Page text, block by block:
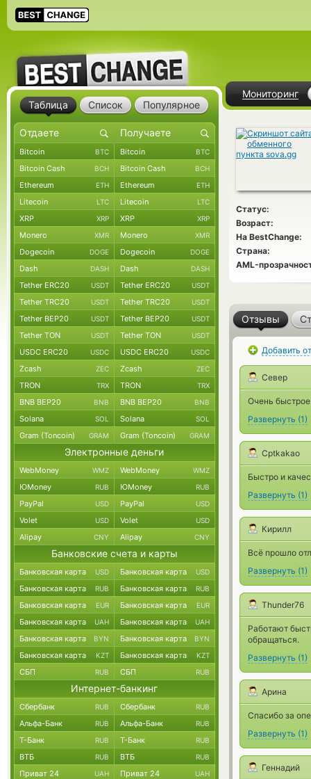
Мониторинг
Статус:
Возраст:
На BestChange:
Страна:
AML-
Отзывы
Добавить
Север
Очень
Развернуть (1)
Cptkakao
Быстро и
Развернуть (1)
Кирилл
Всё прошло
Развернуть (1)
Тhunder76
Работают
обращаться.
Развернуть (1)
Арина
Спасибо за
Развернуть (1)
Геннадий
Таблица Список Популярное
Bitcoin BTC Bitcoin BTC
Bitcoin Cash BCH Bitcoin Cash BCH
Ethereum ETH Ethereum ETH
Litecoin LTC Litecoin LTC
XRP XRP XRP XRP
Monero XMR Monero XMR
Dogecoin DOGE Dogecoin DOGE
Dash DASH Dash DASH
Tether ERC20 USDT Tether ERC20 USDT
Tether TRC20 USDT Tether TRC20 USDT
Tether BEP20 USDT Tether BEP20 USDT
Tether TON USDT Tether TON USDT
USDC ERC20 USDC USDC ERC20 USDC
Zcash ZEC Zcash ZEC
TRON TRX TRON TRX
BNB BEP20 BNB BNB BEP20 BNB
Solana SOL Solana SOL
Gram (Toncoin) GRAM Gram (Toncoin) GRAM
Электронные деньги
WebMoney WMZ WebMoney WMZ
ЮMoney RUB ЮMoney RUB
PayPal USD PayPal USD
Volet USD Volet USD
Alipay CNY Alipay CNY
Банковские счета и карты
Банковская карта USD Банковская карта USD
Банковская карта RUB Банковская карта RUB
Банковская карта EUR Банковская карта EUR
Банковская карта UAH Банковская карта UAH
Банковская карта BYN Банковская карта BYN
Банковская карта KZT Банковская карта KZT
СБП RUB СБП RUB
Интернет-банкинг
Сбербанк RUB Сбербанк RUB
Альфа-Банк RUB Альфа-Банк RUB
Т-Банк RUB Т-Банк RUB
ВТБ RUB ВТБ RUB
Приват 24 UAH Приват 24 UAH